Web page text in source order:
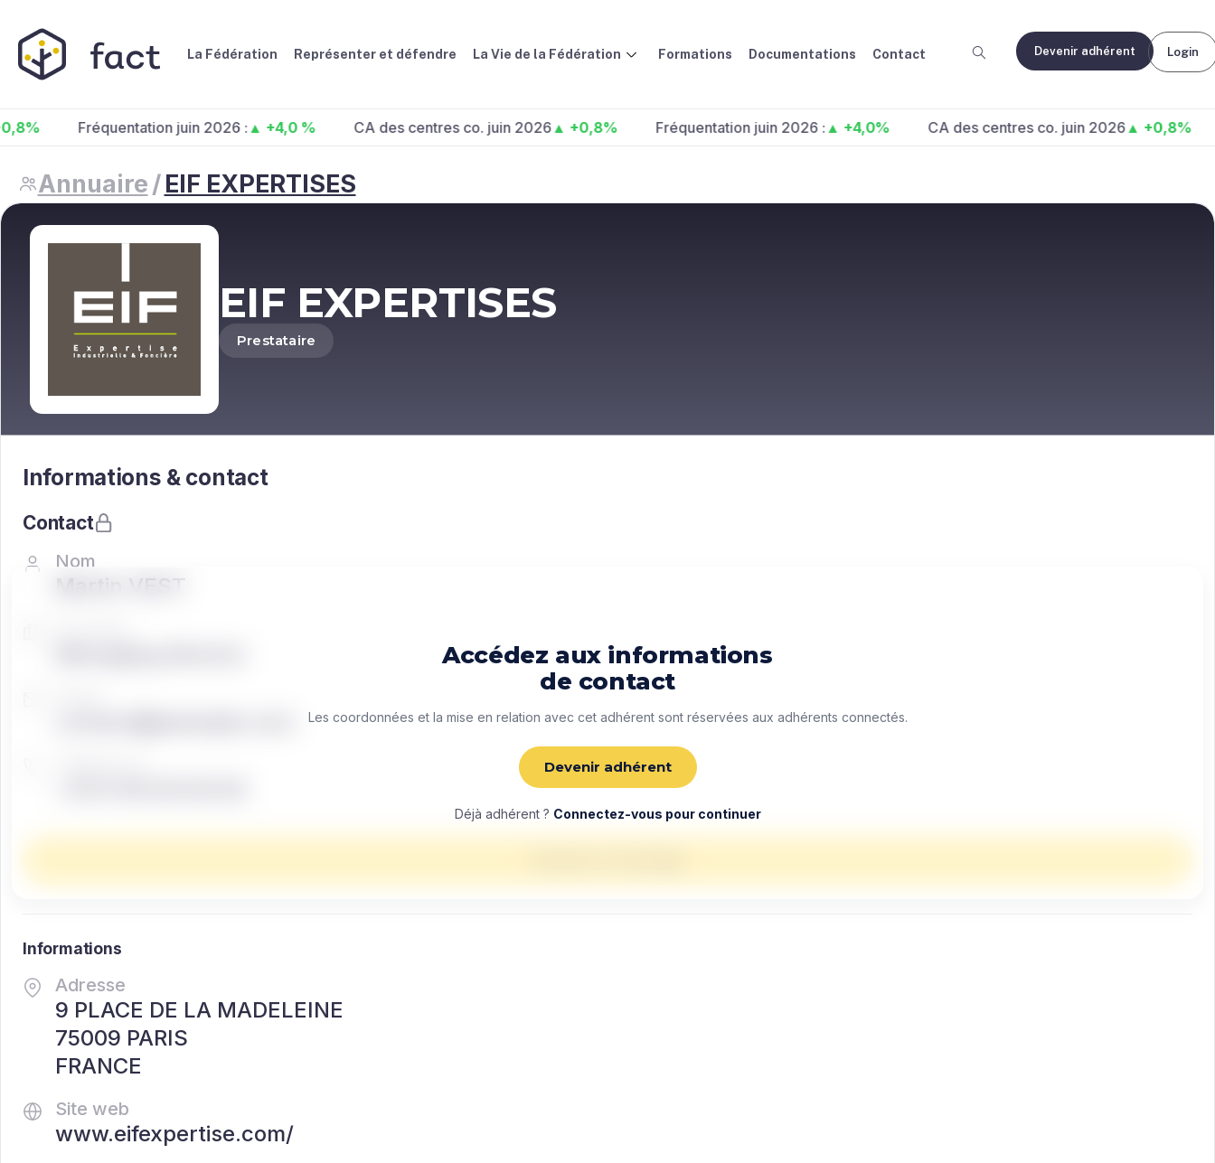
La Fédération Représenter et défendre La Vie de la Fédération Formations Documentations Contact Devenir adhérent Login
Fréquentation juin 2026 :▲ +4,0 % CA des centres co. juin 2026▲ +0,8% Fréquentation juin 2026 :▲ +4,0% CA des centres co. juin 2026▲ +0,8%
Annuaire/ EIF EXPERTISES
EIF EXPERTISES
Prestataire
Informations & contact
Contact
Nom
Accédez aux informations
de contact
Les coordonnées et la mise en relation avec cet adhérent sont réservées aux adhérents connectés.
Devenir adhérent
Déjà adhérent ? Connectez-vous pour continuer
Informations
Adresse
9 PLACE DE LA MADELEINE
75009 PARIS
FRANCE
Site web
www.eifexpertise.com/